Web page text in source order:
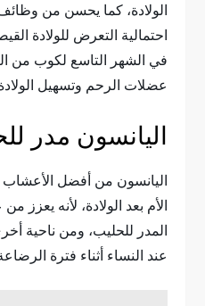
الولادة، كما يحسن من
احتمالية التعرض للولادة
في الشهر التاسع لكوب من
عضلات الرحم وتسهيل
اليانسون مدر
اليانسون من أفضل الأعشاب
الأم بعد الولادة، لأنه يعزز
المدر للحليب، ومن ناحية
عند النساء أثناء فترة